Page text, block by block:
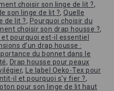
choisir son linge de lit ?,
son linge de lit ?, Quelle
de lit ?, Pourquoi choisir du
choisir son drap housse ?,
pourquoi est-il essentiel
d’un drap housse :
du bonnet dans le
, Drap housse pour peaux
,
Le label Oeko-Tex pour
il et pourquoi s'y fier ?,
pour son linge de lit haut